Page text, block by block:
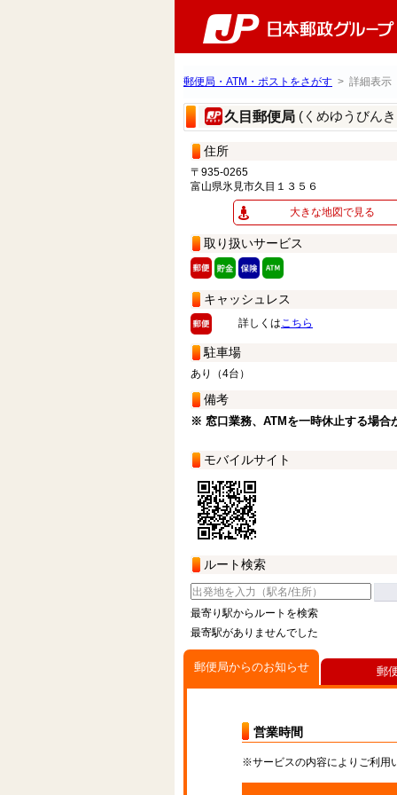
郵便局・ATM・ポストをさがす > 詳細表示
久目郵便局 (くめゆうびん
住所
〒935-0265
富山県氷見市久目１３５６
大きな地図で見る
取り扱いサービス
キャッシュレス
詳しくはこちら
駐車場
あり（4台）
備考
※ 窓口業務、ATMを一時休止する場合
モバイルサイト
ルート検索
最寄り駅からルートを検索
最寄駅がありませんでした
郵便局からのお知らせ
営業時間
※サービスの内容によりご利用
郵